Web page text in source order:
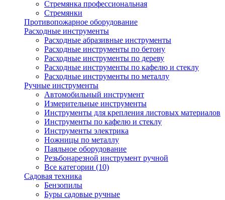
Стремянка профессиональная
Стремянки
Противопожарное оборудование
Расходные инструменты
Расходные абразивные инструменты
Расходные инструменты по бетону
Расходные инструменты по дереву
Расходные инструменты по кафелю и стеклу
Расходные инструменты по металлу
Ручные инструменты
Автомобильный инструмент
Измерительные инструменты
Инструменты для крепления листовых материалов
Инструменты по кафелю и стеклу
Инструменты электрика
Ножницы по металлу
Паяльное оборудование
Резьбонарезной инструмент ручной
Все категории (10)
Садовая техника
Бензопилы
Буры садовые ручные